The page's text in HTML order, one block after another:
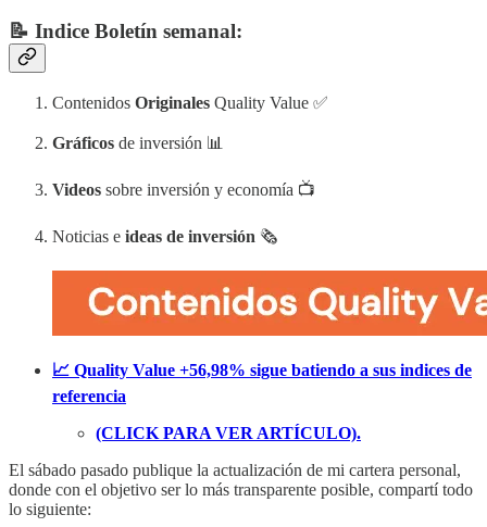
📝 Indice Boletín semanal:
Contenidos Originales Quality Value ✅
Gráficos de inversión 📊
Videos sobre inversión y economía 📺
Noticias e ideas de inversión 🗞️
📈 Quality Value +56,98% sigue batiendo a sus indices de
referencia
(CLICK PARA VER ARTÍCULO).
El sábado pasado publique la actualización de mi cartera personal,
donde con el objetivo ser lo más transparente posible, compartí todo
lo siguiente: